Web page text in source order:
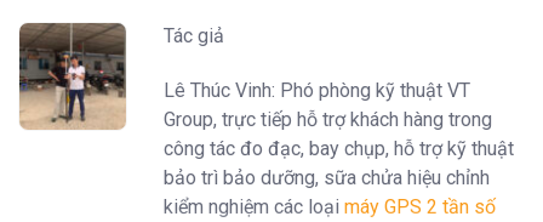
Tác giả
Lê Thúc Vinh: Phó phòng kỹ thuật VT
Group, trực tiếp hỗ trợ khách hàng trong
công tác đo đạc, bay chụp, hỗ trợ kỹ thuật
bảo trì bảo dưỡng, sữa chửa hiệu chỉnh
kiểm nghiệm các loại máy GPS 2 tần số